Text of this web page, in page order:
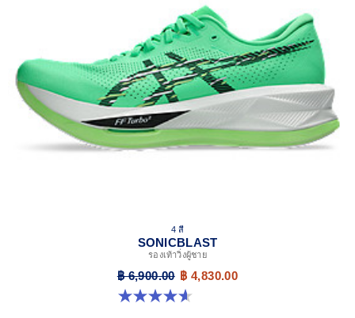
4 สี
SONICBLAST
รองเท้าวิ่งผู้ชาย
฿ 6,900.00 ฿ 4,830.00
4.6 จาก 5 ดาว 190 รีวิว